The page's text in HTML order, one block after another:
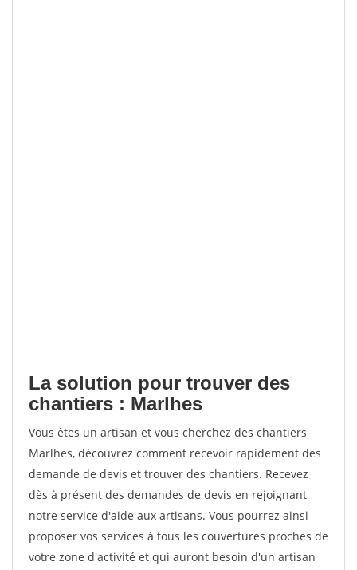
La solution pour trouver des
chantiers : Marlhes
Vous êtes un artisan et vous cherchez des chantiers
Marlhes, découvrez comment recevoir rapidement des
demande de devis et trouver des chantiers. Recevez
dès à présent des demandes de devis en rejoignant
notre service d'aide aux artisans. Vous pourrez ainsi
proposer vos services à tous les couvertures proches de
votre zone d'activité et qui auront besoin d'un artisan